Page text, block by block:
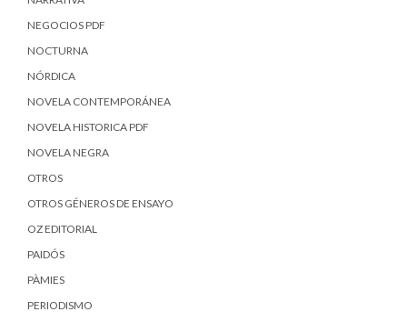
NEGOCIOS PDF
NOCTURNA
NÓRDICA
NOVELA CONTEMPORÁNEA
NOVELA HISTORICA PDF
NOVELA NEGRA
OTROS
OTROS GÉNEROS DE ENSAYO
OZ EDITORIAL
PAIDÓS
PÀMIES
PERIODISMO